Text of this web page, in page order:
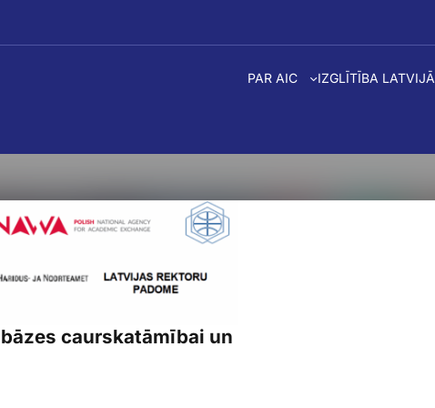
PAR AIC IZGLĪTĪBA LATVIJĀ
caurskatāmībai un